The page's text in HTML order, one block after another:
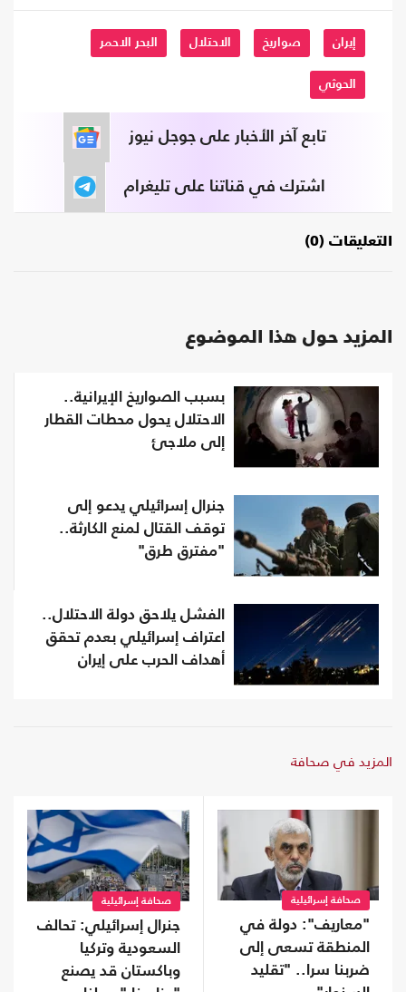
إيران صواريخ الاحتلال البحر الاحمر
الحوثي
تابع آخر الأخبار على جوجل نيوز
اشترك في قناتنا على تليغرام
التعليقات (0)
المزيد حول هذا الموضوع
بسبب الصواريخ الإيرانية..
الاحتلال يحول محطات القطار
إلى ملاجئ
جنرال إسرائيلي يدعو إلى
توقف القتال لمنع الكارثة..
"مفترق طرق"
الفشل يلاحق دولة الاحتلال..
اعتراف إسرائيلي بعدم تحقق
أهداف الحرب على إيران
المزيد في صحافة
صحافة إسرائيلية
"معاريف": دولة في
المنطقة تسعى إلى
ضربنا سرا.. "تقليد
صحافة إسرائيلية
جنرال إسرائيلي: تحالف
السعودية وتركيا
وباكستان قد يصنع